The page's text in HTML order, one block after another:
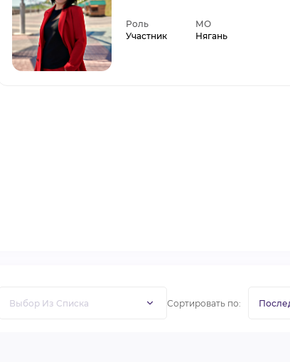
Роль
Участник
МО
Нягань
Сортировать по: